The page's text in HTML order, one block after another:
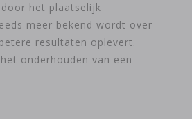
het plaatselijk
meer bekend wordt over
resultaten oplevert.
onderhouden van een